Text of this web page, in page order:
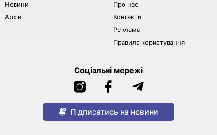
Новини
Архів
Про нас
Контакти
Реклама
Правила користування
Соціальні мережі
Підписатись на новини